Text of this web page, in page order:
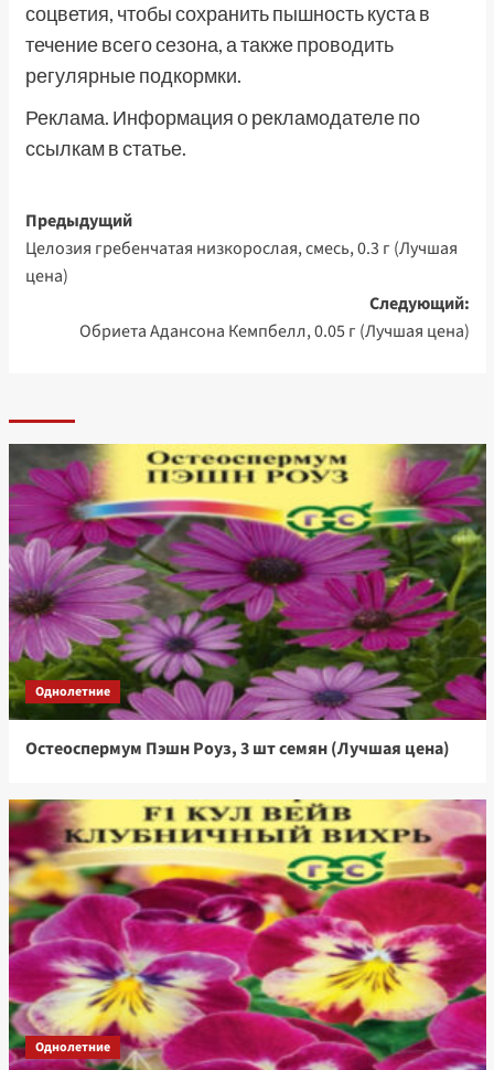
соцветия, чтобы сохранить пышность куста в
течение всего сезона, а также проводить
регулярные подкормки.
Реклама. Информация о рекламодателе по
ссылкам в статье.
Навигация
записи
Предыдущий
Целозия гребенчатая низкорослая, смесь, 0.3 г (Лучшая
цена)
Следующий:
Обриета Адансона Кемпбелл, 0.05 г (Лучшая цена)
Однолетние
Остеоспермум Пэшн Роуз, 3 шт семян (Лучшая цена)
Однолетние